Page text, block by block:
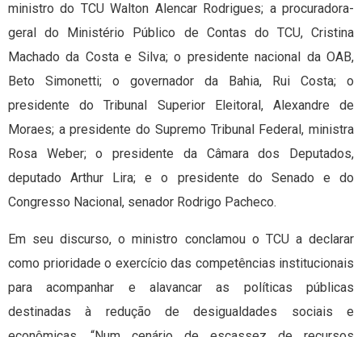
ministro do TCU Walton Alencar Rodrigues; a procuradora-
geral do Ministério Público de Contas do TCU, Cristina
Machado da Costa e Silva; o presidente nacional da OAB,
Beto Simonetti; o governador da Bahia, Rui Costa; o
presidente do Tribunal Superior Eleitoral, Alexandre de
Moraes; a presidente do Supremo Tribunal Federal, ministra
Rosa Weber; o presidente da Câmara dos Deputados,
deputado Arthur Lira; e o presidente do Senado e do
Congresso Nacional, senador Rodrigo Pacheco.
Em seu discurso, o ministro conclamou o TCU a declarar
como prioridade o exercício das competências institucionais
para acompanhar e alavancar as políticas públicas
destinadas à redução de desigualdades sociais e